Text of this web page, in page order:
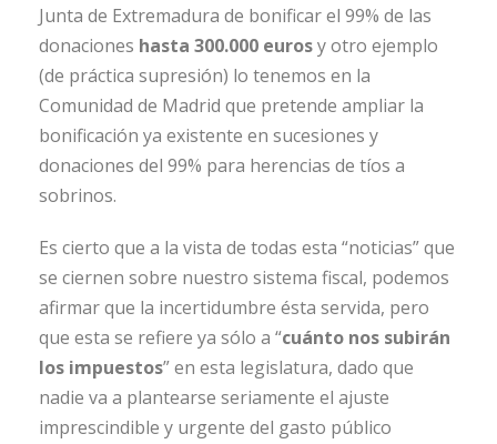
Junta de Extremadura de bonificar el 99% de las
donaciones hasta 300.000 eurosy otro ejemplo
(de práctica supresión) lo tenemos en la
Comunidad de Madrid que pretende ampliar la
bonificación ya existente en sucesiones y
donaciones del 99% para herencias de tíos a
sobrinos.
Es cierto que a la vista de todas esta “noticias” que
se ciernen sobre nuestro sistema fiscal, podemos
afirmar que la incertidumbre ésta servida, pero
que esta se refiere ya sólo a “cuánto nos subirán
los impuestos” en esta legislatura, dado que
nadie va a plantearse seriamente el ajuste
imprescindible y urgente del gasto público